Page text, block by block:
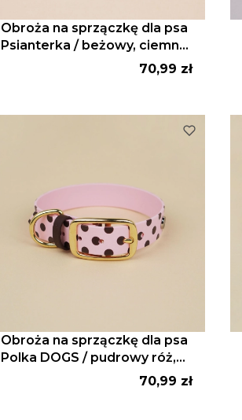
Obroża na sprzączkę dla psa
Psianterka / beżowy, ciemny
Cena
70,99 zł
Obroża na sprzączkę dla psa
Polka DOGS / pudrowy róż,
Cena
70,99 zł